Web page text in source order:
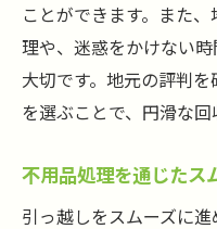
ことができます。また
理や、迷惑をかけない
大切です。地元の評判
を選ぶことで、円滑な回
不用品処理を通じたス
引っ越しをスムーズに